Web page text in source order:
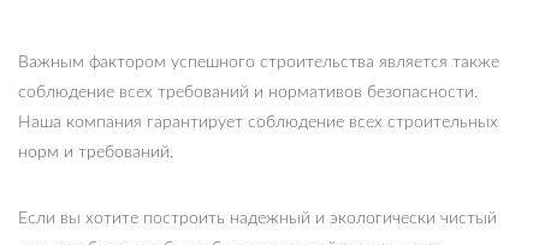
Важным фактором успешного строительства является также
соблюдение всех требований и нормативов безопасности.
Наша компания гарантирует соблюдение всех строительных
норм и требований.
Если вы хотите построить надежный и экологически чистый